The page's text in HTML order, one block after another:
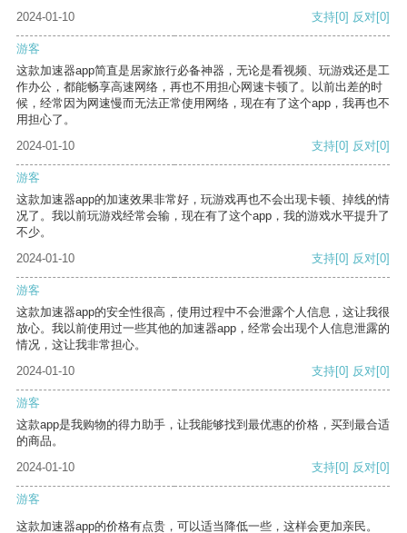
2024-01-10 支持[0] 反对[0]
游客
这款加速器app简直是居家旅行必备神器，无论是看视频、玩游戏还是工
作办公，都能畅享高速网络，再也不用担心网速卡顿了。以前出差的时
候，经常因为网速慢而无法正常使用网络，现在有了这个app，我再也不
用担心了。
2024-01-10
支持[0] 反对[0]
游客
这款加速器app的加速效果非常好，玩游戏再也不会出现卡顿、掉线的情
况了。我以前玩游戏经常会输，现在有了这个app，我的游戏水平提升了
不少。
2024-01-10
支持[0] 反对[0]
游客
这款加速器app的安全性很高，使用过程中不会泄露个人信息，这让我很
放心。我以前使用过一些其他的加速器app，经常会出现个人信息泄露的
情况，这让我非常担心。
2024-01-10
支持[0] 反对[0]
游客
这款app是我购物的得力助手，让我能够找到最优惠的价格，买到最合适
的商品。
2024-01-10
支持[0] 反对[0]
游客
这款加速器app的价格有点贵，可以适当降低一些，这样会更加亲民。